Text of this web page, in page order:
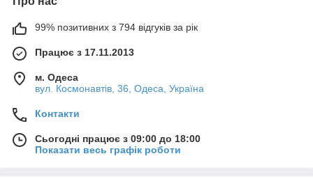
99% позитивних з 794 відгуків за рік
Працює з 17.11.2013
м. Одеса
вул. Космонавтів, 36, Одеса, Україна
Контакти
Сьогодні працює з 09:00 до 18:00
Показати весь графік роботи